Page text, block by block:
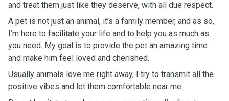
and treat them just like they deserve, with all due respect.
A pet is not just an animal, it’s a family member, and as so,
I’m here to facilitate your life and to help you as much as
you need. My goal is to provide the pet an amazing time
and make him feel loved and cherished.
Usually animals love me right away, I try to transmit all the
positive vibes and let them comfortable near me.